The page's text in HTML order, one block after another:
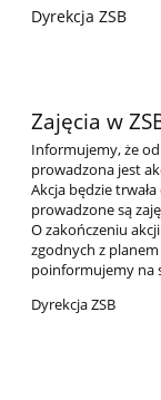
Dyrekcja ZSB
Zajęcia w
Informujemy, że
prowadzona jest
Akcja będzie
prowadzone są
O zakończeniu
zgodnych z
poinformujemy na
Dyrekcja ZSB